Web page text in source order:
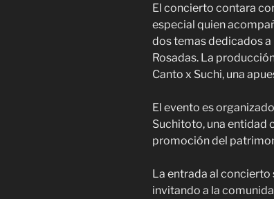
El concierto contara
especial quien
dos temas dedicados a
Rosadas. La
Canto x Suchi, una
El evento es
Suchitoto, una entidad
promoción del
La entrada al
invitando a la